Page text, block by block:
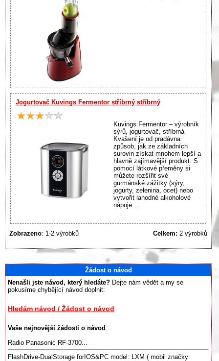
Jogurtovač Kuvings Fermentor stříbrný stříbrný
Kuvings Fermentor – výrobník
sýrů, jogurtovač, stříbrná
Kvašení je od pradávna
způsob, jak ze základních
surovin získat mnohem lepší a
hlavně zajímavější produkt. S
pomocí látkové přeměny si
můžete rozšířit své
gurmánské zážitky (sýry,
jogurty, zelenina, ocet) nebo
vytvořit lahodné alkoholové
nápoje ...
Zobrazeno: 1-2 výrobků Celkem: 2 výrobků
Žádost o návod
Nenašli jste návod, který hledáte? Dejte nám vědět a my se
pokusíme chybějící návod doplnit:
Hledám návod / Žádost o návod
Vaše nejnovější žádosti o návod :
Radio Panasonic RF-3700...
FlashDrive-DualStorage forIOS&PC model: LXM ( mobil značky